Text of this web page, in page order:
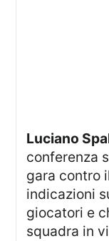
Luciano
conferenza
gara contro il
indicazioni
giocatori e
squadra in